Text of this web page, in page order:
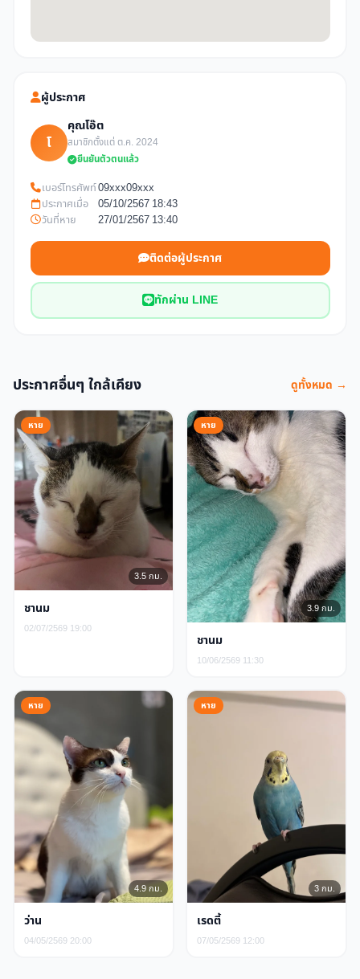
ผู้ประกาศ
โ
คุณโอ๊ต
สมาชิกตั้งแต่ ต.ค. 2024
ยืนยันตัวตนแล้ว
เบอร์โทรศัพท์09xxx09xxx
ประกาศเมื่อ
05/10/2567 18:43
วันที่หาย
27/01/2567 13:40
ติดต่อผู้ประกาศ
ทักผ่าน LINE
ประกาศอื่นๆ ใกล้เคียง ดูทั้งหมด →
หาย
3.5 กม.
ชานม
02/07/2569 19:00
หาย
3.9 กม.
ชานม
10/06/2569 11:30
หาย
4.9 กม.
ว่าน
04/05/2569 20:00
หาย
3 กม.
เรดตี้
07/05/2569 12:00